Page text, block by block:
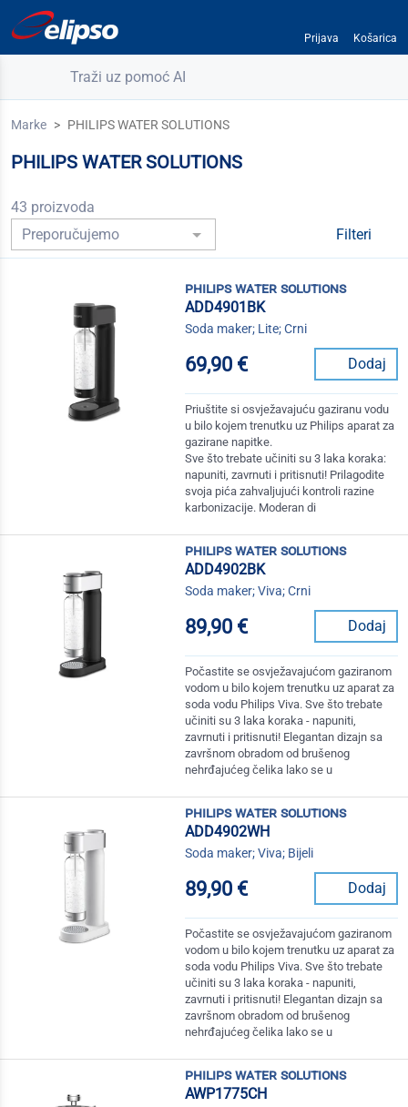
Prijava Košarica
Traži uz pomoć AI
Marke PHILIPS WATER SOLUTIONS
PHILIPS WATER SOLUTIONS
43 proizvoda
Filteri
philips water solutions
ADD4901BK
Soda maker; Lite; Crni
69,90 € Dodaj
Priuštite si osvježavajuću gaziranu vodu
u bilo kojem trenutku uz Philips aparat za
gazirane napitke.
Sve što trebate učiniti su 3 laka koraka:
napuniti, zavrnuti i pritisnuti! Prilagodite
svoja pića zahvaljujući kontroli razine
karbonizacije. Moderan di
philips water solutions
ADD4902BK
Soda maker; Viva; Crni
89,90 € Dodaj
Počastite se osvježavajućom gaziranom
vodom u bilo kojem trenutku uz aparat za
soda vodu Philips Viva. Sve što trebate
učiniti su 3 laka koraka - napuniti,
zavrnuti i pritisnuti! Elegantan dizajn sa
završnom obradom od brušenog
nehrđajućeg čelika lako se u
philips water solutions
ADD4902WH
Soda maker; Viva; Bijeli
89,90 € Dodaj
Počastite se osvježavajućom gaziranom
vodom u bilo kojem trenutku uz aparat za
soda vodu Philips Viva. Sve što trebate
učiniti su 3 laka koraka - napuniti,
zavrnuti i pritisnuti! Elegantan dizajn sa
završnom obradom od brušenog
nehrđajućeg čelika lako se u
philips water solutions
AWP1775CH